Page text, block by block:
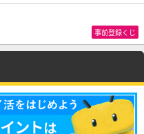
事前登録くじ